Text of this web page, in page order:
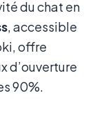
du chat en
, accessible
offre
d’ouverture
90%.